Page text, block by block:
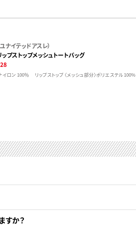
イテッドアスレ）
プストップメッシュトートバッグ
イロン 100％ リップストップ 〈メッシュ部分〉ポリエステル 100%
すか？